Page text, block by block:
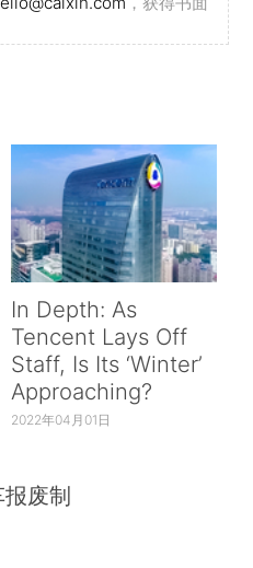
In Depth: As
Tencent Lays Off
Staff, Is Its ‘Winter’
Approaching?
2022年04月01日
废制